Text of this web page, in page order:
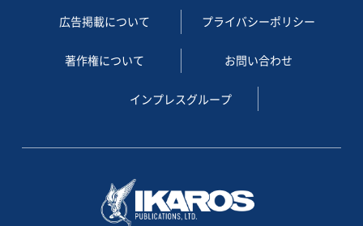
広告掲載について プライバシーポリシー
著作権について お問い合わせ
インプレスグループ